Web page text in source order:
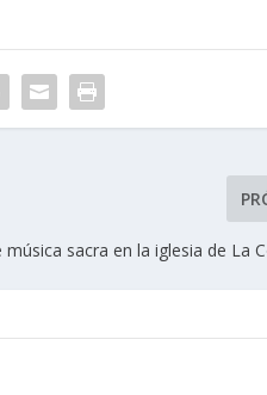
música sacra en la iglesia de La